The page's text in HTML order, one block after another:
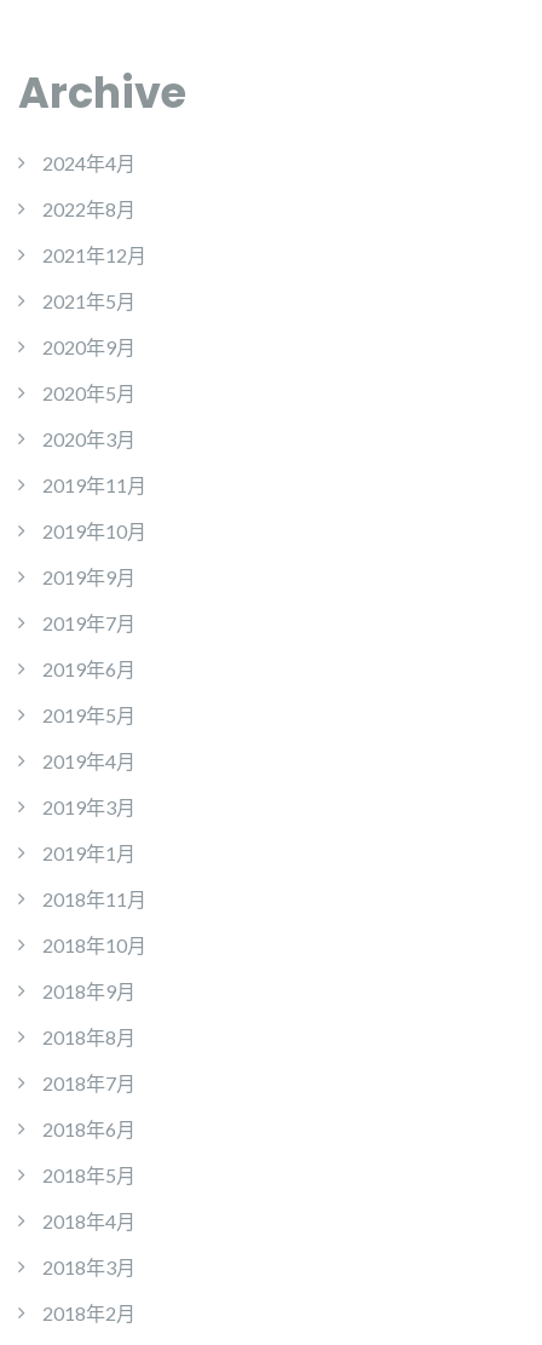
Archive
2024年4月
2022年8月
2021年12月
2021年5月
2020年9月
2020年5月
2020年3月
2019年11月
2019年10月
2019年9月
2019年7月
2019年6月
2019年5月
2019年4月
2019年3月
2019年1月
2018年11月
2018年10月
2018年9月
2018年8月
2018年7月
2018年6月
2018年5月
2018年4月
2018年3月
2018年2月